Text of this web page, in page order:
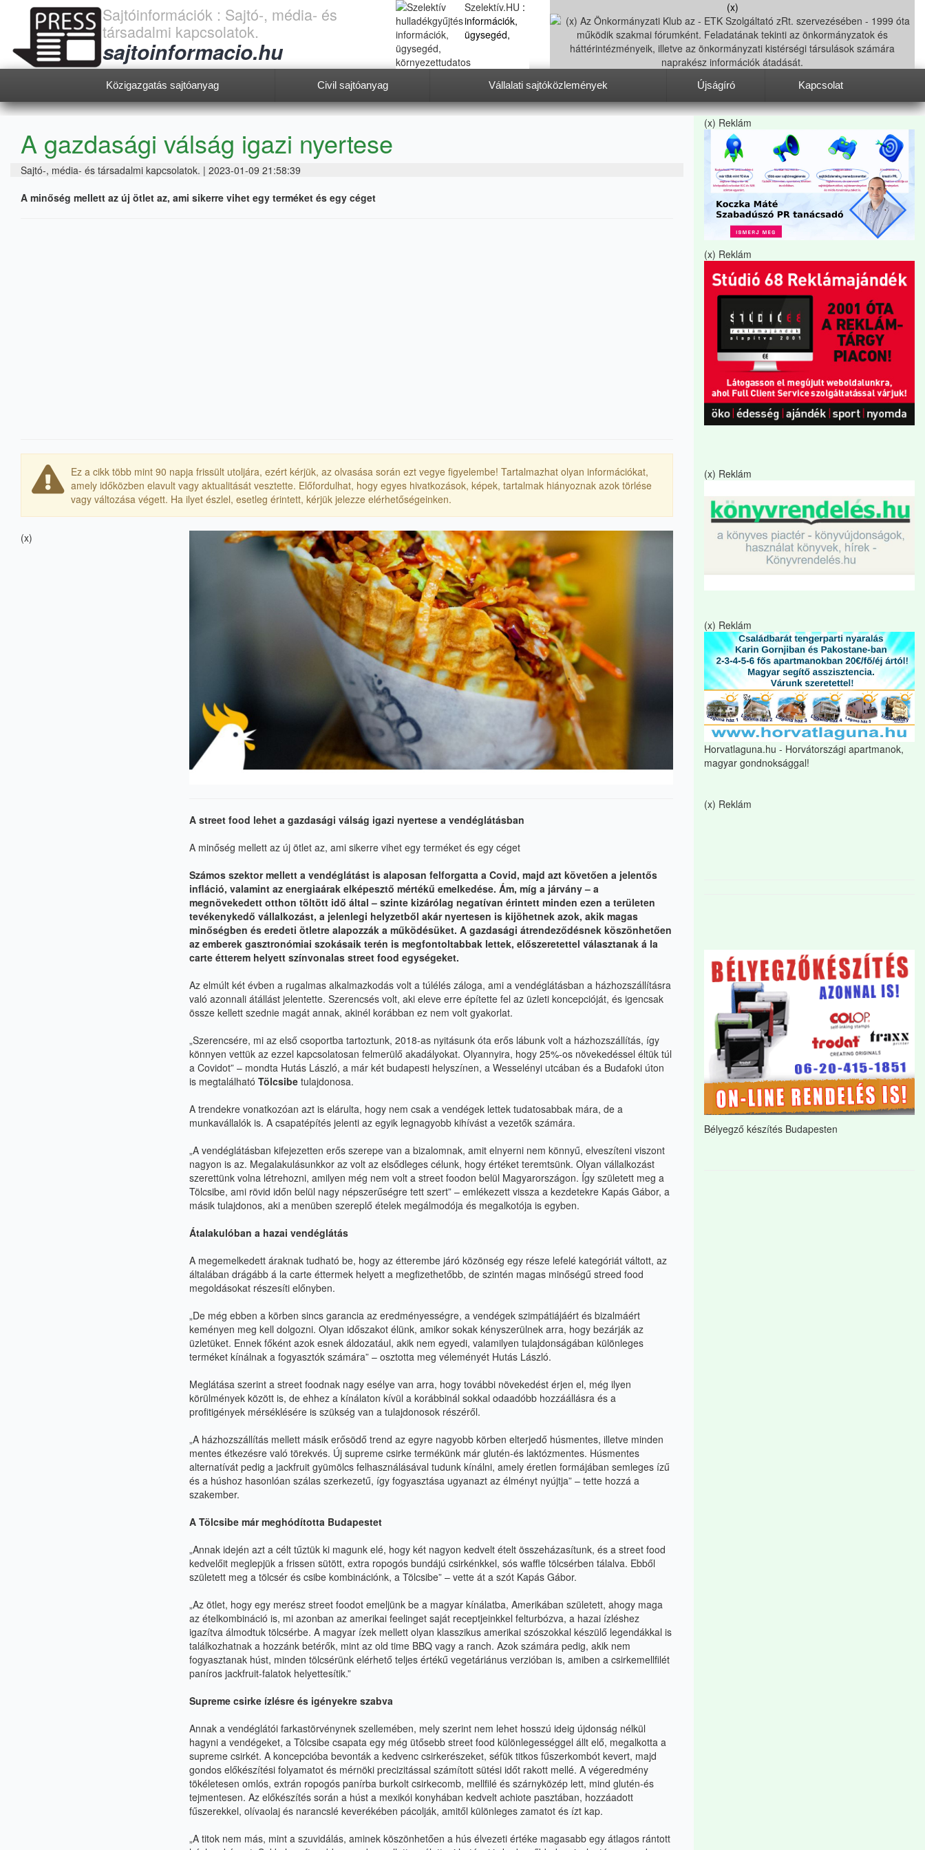
Sajtóinformációk : Sajtó-, média- és
társadalmi kapcsolatok.
sajtoinformacio.hu
Szelektív.HU :
információk,
ügysegéd,
környezettudatos életmód
(x)
Közigazgatás sajtóanyag Civil sajtóanyag Vállalati sajtóközlemények Újságíró Kapcsolat
A gazdasági válság igazi nyertese
Sajtó-, média- és társadalmi kapcsolatok. | 2023-01-09 21:58:39
A minőség mellett az új ötlet az, ami sikerre vihet egy terméket és egy céget
Ez a cikk több mint 90 napja frissült utoljára, ezért kérjük, az olvasása során ezt vegye figyelembe! Tartalmazhat olyan információkat,
amely időközben elavult vagy aktualitását vesztette. Előfordulhat, hogy egyes hivatkozások, képek, tartalmak hiányoznak azok törlése
vagy változása végett. Ha ilyet észlel, esetleg érintett, kérjük jelezze elérhetőségeinken.
(x)
A street food lehet a gazdasági válság igazi nyertese a vendéglátásban
A minőség mellett az új ötlet az, ami sikerre vihet egy terméket és egy céget
Számos szektor mellett a vendéglátást is alaposan felforgatta a Covid, majd azt követően a jelentős
infláció, valamint az energiaárak elképesztő mértékű emelkedése. Ám, míg a járvány – a
megnövekedett otthon töltött idő által – szinte kizárólag negatívan érintett minden ezen a területen
tevékenykedő vállalkozást, a jelenlegi helyzetből akár nyertesen is kijöhetnek azok, akik magas
minőségben és eredeti ötletre alapozzák a működésüket. A gazdasági átrendeződésnek köszönhetően
az emberek gasztronómiai szokásaik terén is megfontoltabbak lettek, előszeretettel választanak á la
carte étterem helyett színvonalas street food egységeket.
Az elmúlt két évben a rugalmas alkalmazkodás volt a túlélés záloga, ami a vendéglátásban a házhozszállításra
való azonnali átállást jelentette. Szerencsés volt, aki eleve erre építette fel az üzleti koncepcióját, és igencsak
össze kellett szednie magát annak, akinél korábban ez nem volt gyakorlat.
„Szerencsére, mi az első csoportba tartoztunk, 2018-as nyitásunk óta erős lábunk volt a házhozszállítás, így
könnyen vettük az ezzel kapcsolatosan felmerülő akadályokat. Olyannyira, hogy 25%-os növekedéssel éltük túl
a Covidot” – mondta Hutás László, a már két budapesti helyszínen, a Wesselényi utcában és a Budafoki úton
is megtalálható Tölcsibetulajdonosa.
A trendekre vonatkozóan azt is elárulta, hogy nem csak a vendégek lettek tudatosabbak mára, de a
munkavállalók is. A csapatépítés jelenti az egyik legnagyobb kihívást a vezetők számára.
„A vendéglátásban kifejezetten erős szerepe van a bizalomnak, amit elnyerni nem könnyű, elveszíteni viszont
nagyon is az. Megalakulásunkkor az volt az elsődleges célunk, hogy értéket teremtsünk. Olyan vállalkozást
szerettünk volna létrehozni, amilyen még nem volt a street foodon belül Magyarországon. Így született meg a
Tölcsibe, ami rövid időn belül nagy népszerűségre tett szert” – emlékezett vissza a kezdetekre Kapás Gábor, a
másik tulajdonos, aki a menüben szereplő ételek megálmodója és megalkotója is egyben.
Átalakulóban a hazai vendéglátás
A megemelkedett áraknak tudható be, hogy az étterembe járó közönség egy része lefelé kategóriát váltott, az
általában drágább á la carte éttermek helyett a megfizethetőbb, de szintén magas minőségű streed food
megoldásokat részesíti előnyben.
„De még ebben a körben sincs garancia az eredményességre, a vendégek szimpátiájáért és bizalmáért
keményen meg kell dolgozni. Olyan időszakot élünk, amikor sokak kényszerülnek arra, hogy bezárják az
üzletüket. Ennek főként azok esnek áldozatául, akik nem egyedi, valamilyen tulajdonságában különleges
terméket kínálnak a fogyasztók számára” – osztotta meg véleményét Hutás László.
Meglátása szerint a street foodnak nagy esélye van arra, hogy további növekedést érjen el, még ilyen
körülmények között is, de ehhez a kínálaton kívül a korábbinál sokkal odaadóbb hozzáállásra és a
profitigények mérséklésére is szükség van a tulajdonosok részéről.
„A házhozszállítás mellett másik erősödő trend az egyre nagyobb körben elterjedő húsmentes, illetve minden
mentes étkezésre való törekvés. Új supreme csirke termékünk már glutén-és laktózmentes. Húsmentes
alternatívát pedig a jackfruit gyümölcs felhasználásával tudunk kínálni, amely éretlen formájában semleges ízű
és a húshoz hasonlóan szálas szerkezetű, így fogyasztása ugyanazt az élményt nyújtja” – tette hozzá a
szakember.
A Tölcsibe már meghódította Budapestet
„Annak idején azt a célt tűztük ki magunk elé, hogy két nagyon kedvelt ételt összeházasítunk, és a street food
kedvelőit meglepjük a frissen sütött, extra ropogós bundájú csirkénkkel, sós waffle tölcsérben tálalva. Ebből
született meg a tölcsér és csibe kombinációnk, a Tölcsibe” – vette át a szót Kapás Gábor.
„Az ötlet, hogy egy merész street foodot emeljünk be a magyar kínálatba, Amerikában született, ahogy maga
az ételkombináció is, mi azonban az amerikai feelinget saját receptjeinkkel felturbózva, a hazai ízléshez
igazítva álmodtuk tölcsérbe. A magyar ízek mellett olyan klasszikus amerikai szószokkal készülő legendákkal is
találkozhatnak a hozzánk betérők, mint az old time BBQ vagy a ranch. Azok számára pedig, akik nem
fogyasztanak húst, minden tölcsérünk elérhető teljes értékű vegetáriánus verzióban is, amiben a csirkemellfilét
paníros jackfruit-falatok helyettesítik.”
Supreme csirke ízlésre és igényekre szabva
Annak a vendéglátói farkastörvénynek szellemében, mely szerint nem lehet hosszú ideig újdonság nélkül
hagyni a vendégeket, a Tölcsibe csapata egy még ütősebb street food különlegességgel állt elő, megalkotta a
supreme csirkét. A koncepcióba bevonták a kedvenc csirkerészeket, séfük titkos fűszerkombót kevert, majd
gondos előkészítési folyamatot és mérnöki precizitással számított sütési időt rakott mellé. A végeredmény
tökéletesen omlós, extrán ropogós panírba burkolt csirkecomb, mellfilé és szárnyközép lett, mind glutén-és
tejmentesen. Az előkészítés során a húst a mexikói konyhában kedvelt achiote pasztában, hozzáadott
fűszerekkel, olívaolaj és narancslé keverékében pácolják, amitől különleges zamatot és ízt kap.
„A titok nem más, mint a szuvidálás, aminek köszönhetően a hús élvezeti értéke magasabb egy átlagos rántott
(x) Reklám
(x) Reklám
(x) Reklám
(x) Reklám
Horvatlaguna.hu - Horvátországi apartmanok,
magyar gondnoksággal!
(x) Reklám
Bélyegző készítés Budapesten